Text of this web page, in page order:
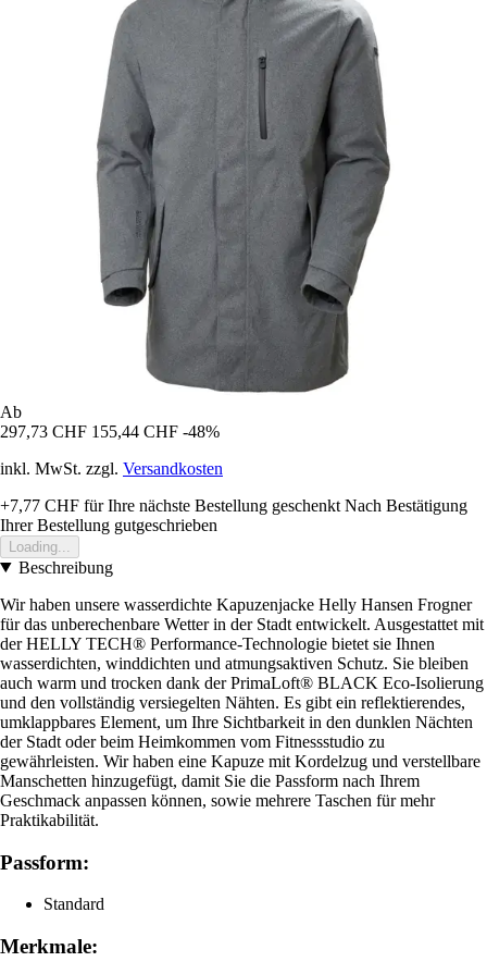
Ab
297,73 CHF 155,44 CHF -48%
inkl. MwSt. zzgl. Versandkosten
+7,77 CHF für Ihre nächste Bestellung geschenkt Nach Bestätigung
Ihrer Bestellung gutgeschrieben
Loading...
Beschreibung
Wir haben unsere wasserdichte Kapuzenjacke Helly Hansen Frogner
für das unberechenbare Wetter in der Stadt entwickelt. Ausgestattet mit
der HELLY TECH® Performance-Technologie bietet sie Ihnen
wasserdichten, winddichten und atmungsaktiven Schutz. Sie bleiben
auch warm und trocken dank der PrimaLoft® BLACK Eco-Isolierung
und den vollständig versiegelten Nähten. Es gibt ein reflektierendes,
umklappbares Element, um Ihre Sichtbarkeit in den dunklen Nächten
der Stadt oder beim Heimkommen vom Fitnessstudio zu
gewährleisten. Wir haben eine Kapuze mit Kordelzug und verstellbare
Manschetten hinzugefügt, damit Sie die Passform nach Ihrem
Geschmack anpassen können, sowie mehrere Taschen für mehr
Praktikabilität.
Passform:
Standard
Merkmale: